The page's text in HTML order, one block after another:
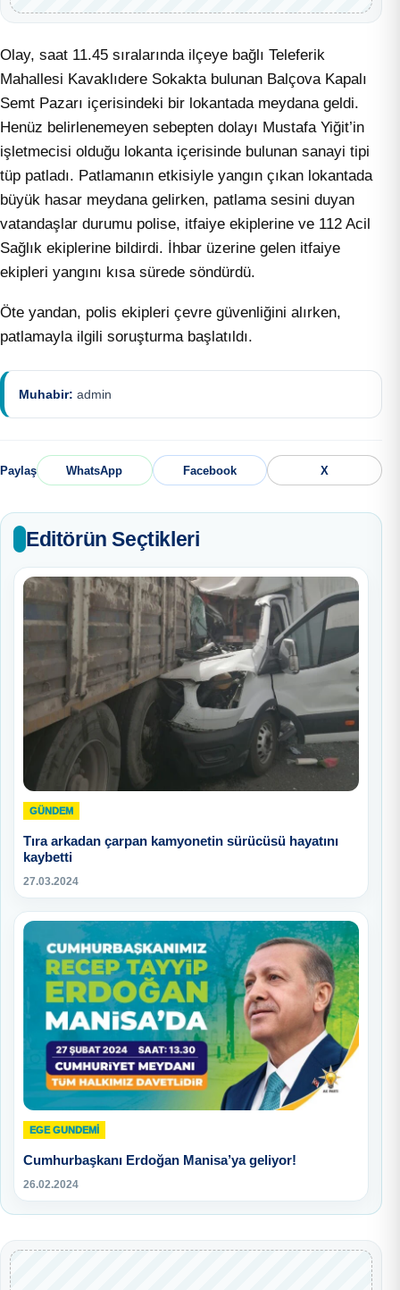
Olay, saat 11.45 sıralarında ilçeye bağlı Teleferik
Mahallesi Kavaklıdere Sokakta bulunan Balçova Kapalı
Semt Pazarı içerisindeki bir lokantada meydana geldi.
Henüz belirlenemeyen sebepten dolayı Mustafa Yiğit’in
işletmecisi olduğu lokanta içerisinde bulunan sanayi tipi
tüp patladı. Patlamanın etkisiyle yangın çıkan lokantada
büyük hasar meydana gelirken, patlama sesini duyan
vatandaşlar durumu polise, itfaiye ekiplerine ve 112 Acil
Sağlık ekiplerine bildirdi. İhbar üzerine gelen itfaiye
ekipleri yangını kısa sürede söndürdü.
Öte yandan, polis ekipleri çevre güvenliğini alırken,
patlamayla ilgili soruşturma başlatıldı.
Muhabir: admin
Paylaş WhatsApp Facebook X
Editörün Seçtikleri
GÜNDEM
Tıra arkadan çarpan kamyonetin sürücüsü hayatını
kaybetti
27.03.2024
EGE GUNDEMİ
Cumhurbaşkanı Erdoğan Manisa’ya geliyor!
26.02.2024